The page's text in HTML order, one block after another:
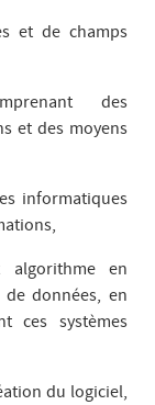
et de champs
des
et des moyens
informatiques
en
données, en
ces systèmes
du logiciel,